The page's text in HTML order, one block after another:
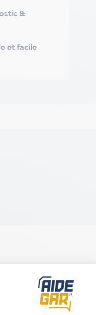
&
et facile